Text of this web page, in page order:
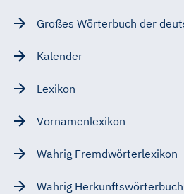
Großes Wörterbuch der
Kalender
Lexikon
Vornamenlexikon
Wahrig Fremdwörterlexikon
Wahrig Herkunftswörterbuch